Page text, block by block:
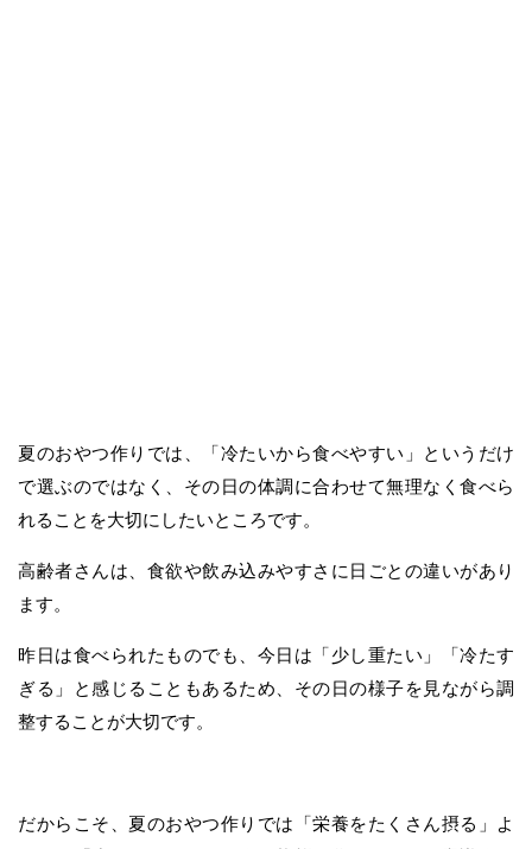
夏のおやつ作りでは、「冷たいから食べやすい」というだけ
で選ぶのではなく、その日の体調に合わせて無理なく食べら
れることを大切にしたいところです。
高齢者さんは、食欲や飲み込みやすさに日ごとの違いがあり
ます。
昨日は食べられたものでも、今日は「少し重たい」「冷たす
ぎる」と感じることもあるため、その日の様子を見ながら調
整することが大切です。
だからこそ、夏のおやつ作りでは「栄養をたくさん摂る」よ